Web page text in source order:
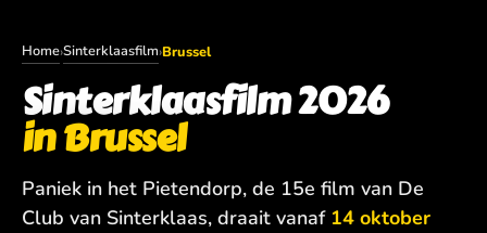
Home›Sinterklaasfilm›Brussel
Sinterklaasfilm 2026
in Brussel
Paniek in het Pietendorp, de 15e film van De
Club van Sinterklaas, draait vanaf 14 oktober